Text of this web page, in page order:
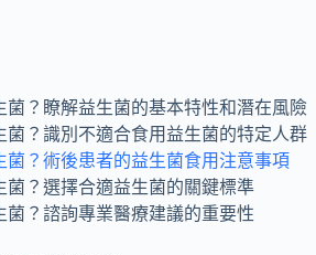
菌？瞭解益生菌的基本特性和潛在風險
菌？識別不適合食用益生菌的特定人群
菌？術後患者的益生菌食用注意事項
菌？選擇合適益生菌的關鍵標準
菌？諮詢專業醫療建議的重要性